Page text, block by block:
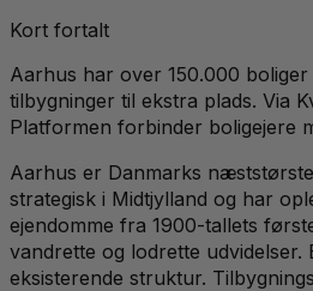
Kort fortalt
Aarhus har over 150.000
tilbygninger til ekstra plads. Via
Platformen forbinder boligejere
Aarhus er Danmarks
strategisk i Midtjylland og har
ejendomme fra 1900-tallets
vandrette og lodrette
eksisterende struktur.